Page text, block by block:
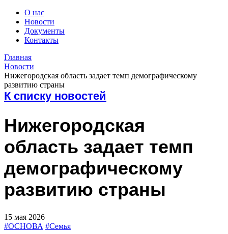
О нас
Новости
Документы
Контакты
Главная
Новости
Нижегородская область задает темп демографическому
развитию страны
К списку новостей
Нижегородская
область задает темп
демографическому
развитию страны
15 мая 2026
#ОСНОВА #Семья